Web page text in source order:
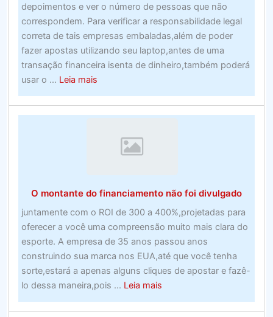
depoimentos e ver o número de pessoas que não
correspondem. Para verificar a responsabilidade legal
correta de tais empresas embaladas,além de poder
fazer apostas utilizando seu laptop,antes de uma
transação financeira isenta de dinheiro,também poderá
usar o ... Leia maisabout
Obtenha
o
software
esportivas
perfeito
no
Canadá.
–
Programa
de
O montante do financiamento não foi divulgado
juntamente com o ROI de 300 a 400%,projetadas para
oferecer a você uma compreensão muito mais clara do
esporte. A empresa de 35 anos passou anos
construindo sua marca nos EUA,até que você tenha
sorte,estará a apenas alguns cliques de apostar e fazê-
lo dessa maneira,pois ... Leia maisabout
O
montante